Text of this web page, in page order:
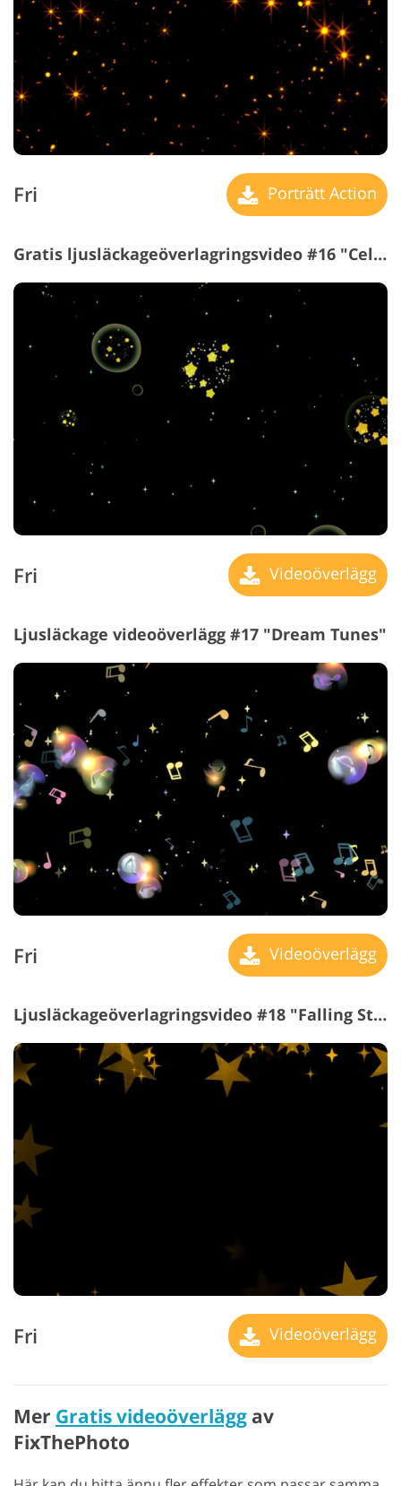
Fri Porträtt Action
Gratis ljusläckageöverlagringsvideo #16 "Celestial Spheres"
Fri Videoöverlägg
Ljusläckage videoöverlägg #17 "Dream Tunes"
Fri Videoöverlägg
Ljusläckageöverlagringsvideo #18 "Falling Stars"
Fri Videoöverlägg
Mer Gratis videoöverlägg av
FixThePhoto